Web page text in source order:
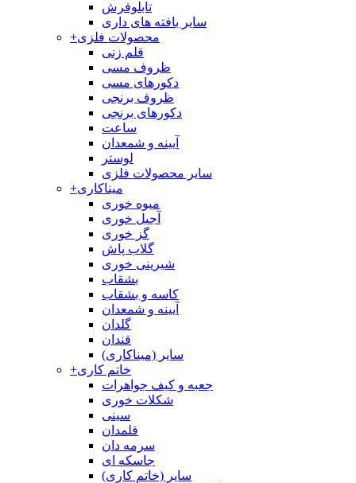
تابلوفرش
سایر بافته های داری
+محصولات فلزی
قلم زنی
ظروف مسی
دکورهای مسی
ظروف برنجی
دکورهای برنجی
ساعت
آیینه و شمعدان
لوستر
سایر محصولات فلزی
+میناکاری
میوه خوری
آجیل خوری
گز خوری
گلاب پاش
شیرینی خوری
بشقاب
کاسه و بشقاب
آیینه و شمعدان
گلدان
قندان
سایر (میناکاری)
+خاتم کاری
جعبه و کیف جواهرات
شکلات خوری
سینی
قلمدان
سرمه دان
جاسکه ای
سایر (خاتم کاری)